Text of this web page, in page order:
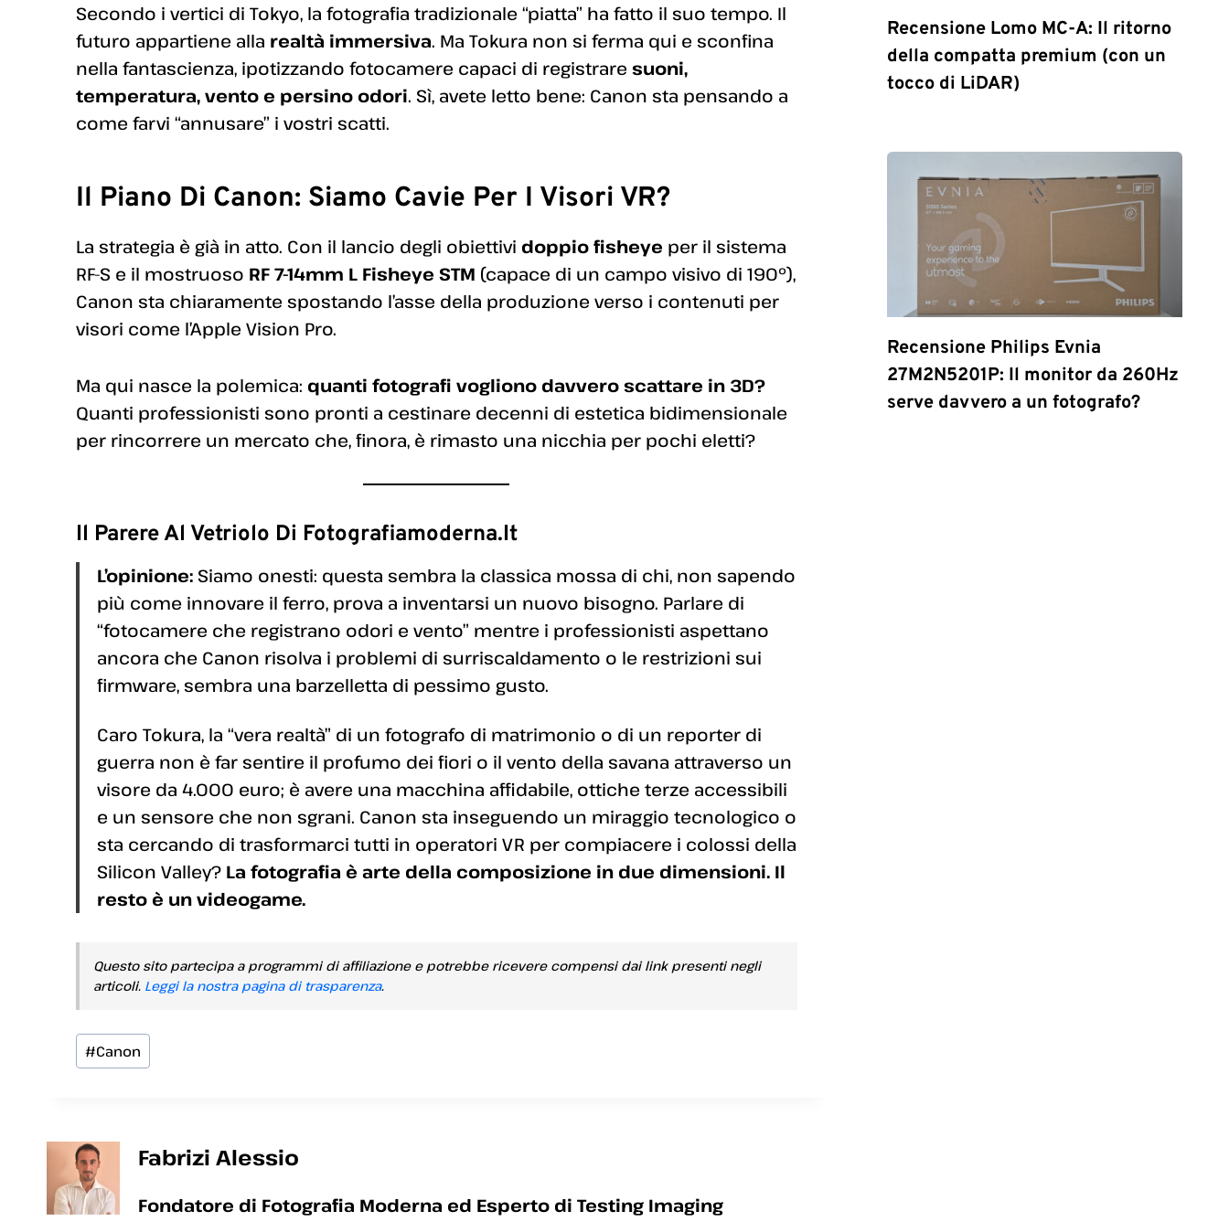
Secondo i vertici di Tokyo, la fotografia tradizionale “piatta” ha fatto il suo tempo. Il
futuro appartiene alla realtà immersiva. Ma Tokura non si ferma qui e sconfina
nella fantascienza, ipotizzando fotocamere capaci di registrare suoni,
temperatura, vento e persino odori. Sì, avete letto bene: Canon sta pensando a
come farvi “annusare” i vostri scatti.
Il Piano Di Canon: Siamo Cavie Per I Visori VR?
La strategia è già in atto. Con il lancio degli obiettivi doppio fisheye per il sistema
RF-S e il mostruoso RF 7-14mm L Fisheye STM (capace di un campo visivo di 190°),
Canon sta chiaramente spostando l’asse della produzione verso i contenuti per
visori come l’Apple Vision Pro.
Ma qui nasce la polemica: quanti fotografi vogliono davvero scattare in 3D?
Quanti professionisti sono pronti a cestinare decenni di estetica bidimensionale
per rincorrere un mercato che, finora, è rimasto una nicchia per pochi eletti?
Il Parere Al Vetriolo Di Fotografiamoderna.it
L’opinione: Siamo onesti: questa sembra la classica mossa di chi, non sapendo
più come innovare il ferro, prova a inventarsi un nuovo bisogno. Parlare di
“fotocamere che registrano odori e vento” mentre i professionisti aspettano
ancora che Canon risolva i problemi di surriscaldamento o le restrizioni sui
firmware, sembra una barzelletta di pessimo gusto.
Caro Tokura, la “vera realtà” di un fotografo di matrimonio o di un reporter di
guerra non è far sentire il profumo dei fiori o il vento della savana attraverso un
visore da 4.000 euro; è avere una macchina affidabile, ottiche terze accessibili
e un sensore che non sgrani. Canon sta inseguendo un miraggio tecnologico o
sta cercando di trasformarci tutti in operatori VR per compiacere i colossi della
Silicon Valley? La fotografia è arte della composizione in due dimensioni. Il
resto è un videogame.
Questo sito partecipa a programmi di affiliazione e potrebbe ricevere compensi dai link presenti negli
articoli. Leggi la nostra pagina di trasparenza.
Tag
articolo:
#Canon
Fabrizi Alessio
Fondatore di Fotografia Moderna ed Esperto di Testing Imaging
Recensione Lomo MC-A: Il ritorno
della compatta premium (con un
tocco di LiDAR)
Recensione Philips Evnia
27M2N5201P: Il monitor da 260Hz
serve davvero a un fotografo?